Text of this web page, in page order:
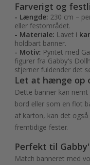
Farverigt og
- Længde: 230 cm –
eller festområdet.
- Materiale: Lavet i
holdbart banner.
- Motiv: Pyntet med
figurer fra Gabby's
stjerner fuldender det
Let at hænge op
Dette banner kan
bord eller som en flot
af karton, kan det
fremtidige fester.
Perfekt til
Match banneret med